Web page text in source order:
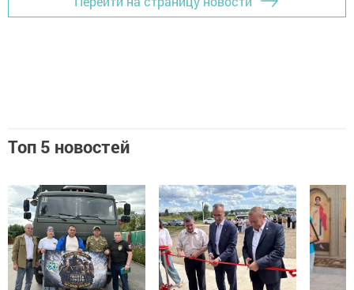
Топ 5 новостей